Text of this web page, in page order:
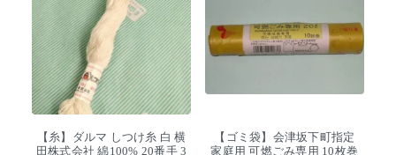
【糸】ダルマ しつけ糸 白 横
田株式会社 綿100% 20番手 3
【ゴミ袋】会津坂下町指定
家庭用 可燃ごみ専用 10枚巻